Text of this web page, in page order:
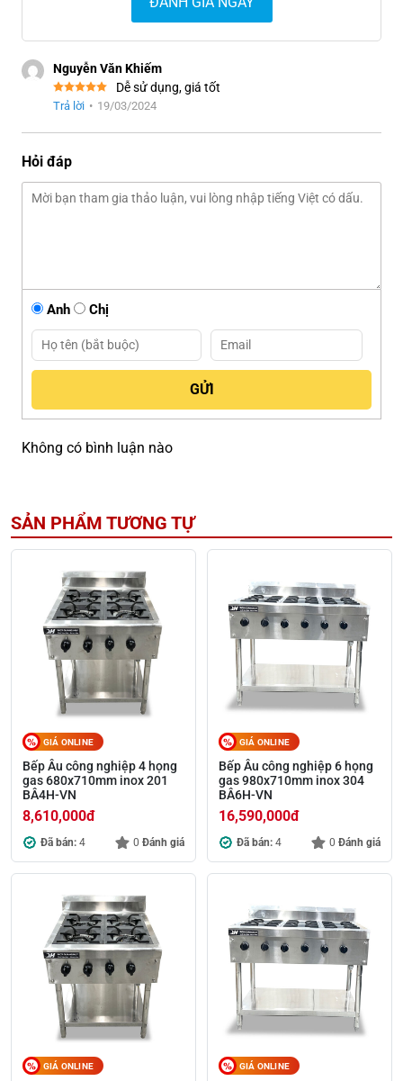
Nguyễn Văn Khiếm
Dễ sử dụng, giá tốt
Trả lời • 19/03/2024
Hỏi đáp
Anh Chị
Không có bình luận nào
SẢN PHẨM TƯƠNG TỰ
GIÁ ONLINE
Bếp Âu công nghiệp 4 họng
gas 680x710mm inox 201
BÂ4H-VN
8,610,000đ
Đã bán: 4 0 Đánh giá
GIÁ ONLINE
Bếp Âu công nghiệp 6 họng
gas 980x710mm inox 304
BÂ6H-VN
16,590,000đ
Đã bán: 4 0 Đánh giá
GIÁ ONLINE GIÁ ONLINE